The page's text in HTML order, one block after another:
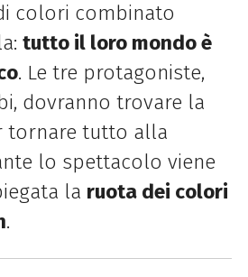
colori combinato
tutto il loro mondo è
. Le tre protagoniste,
dovranno trovare la
tornare tutto alla
lo spettacolo viene
la ruota dei colori
.